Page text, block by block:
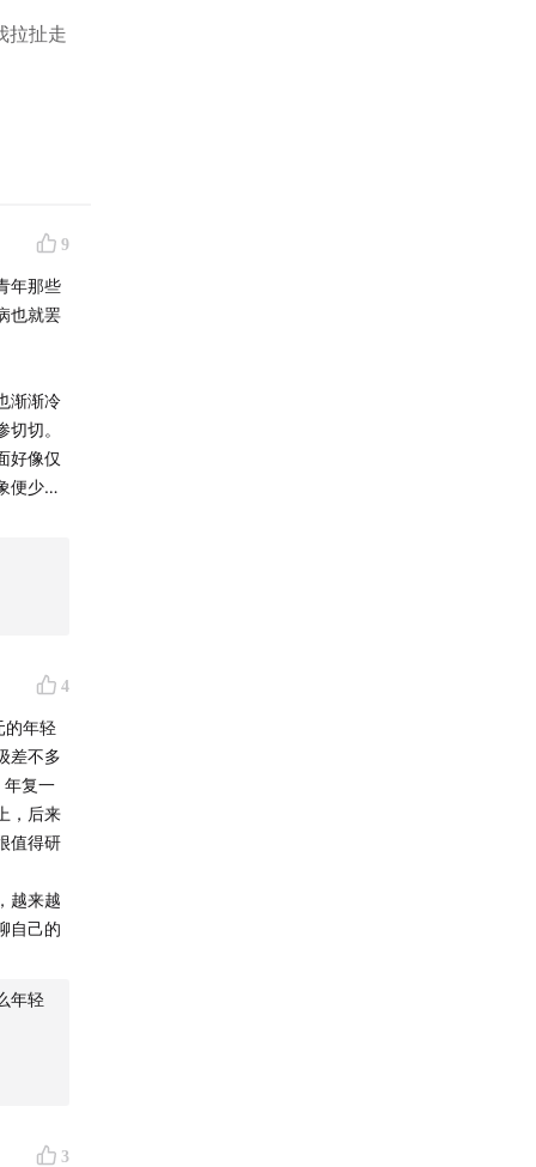
拉扯走
写稿”
）
制到
9
年那些
也就罢
渐渐冷
切。
好像仅
便少了
几位
叶和
的话
有汹涌
那一
装满
信脚下
简历
的那
类似
没有
抢进
我很烦
4
的年轻
差不多
年复一
，后来
值得研
越来越
自己的
年轻
3